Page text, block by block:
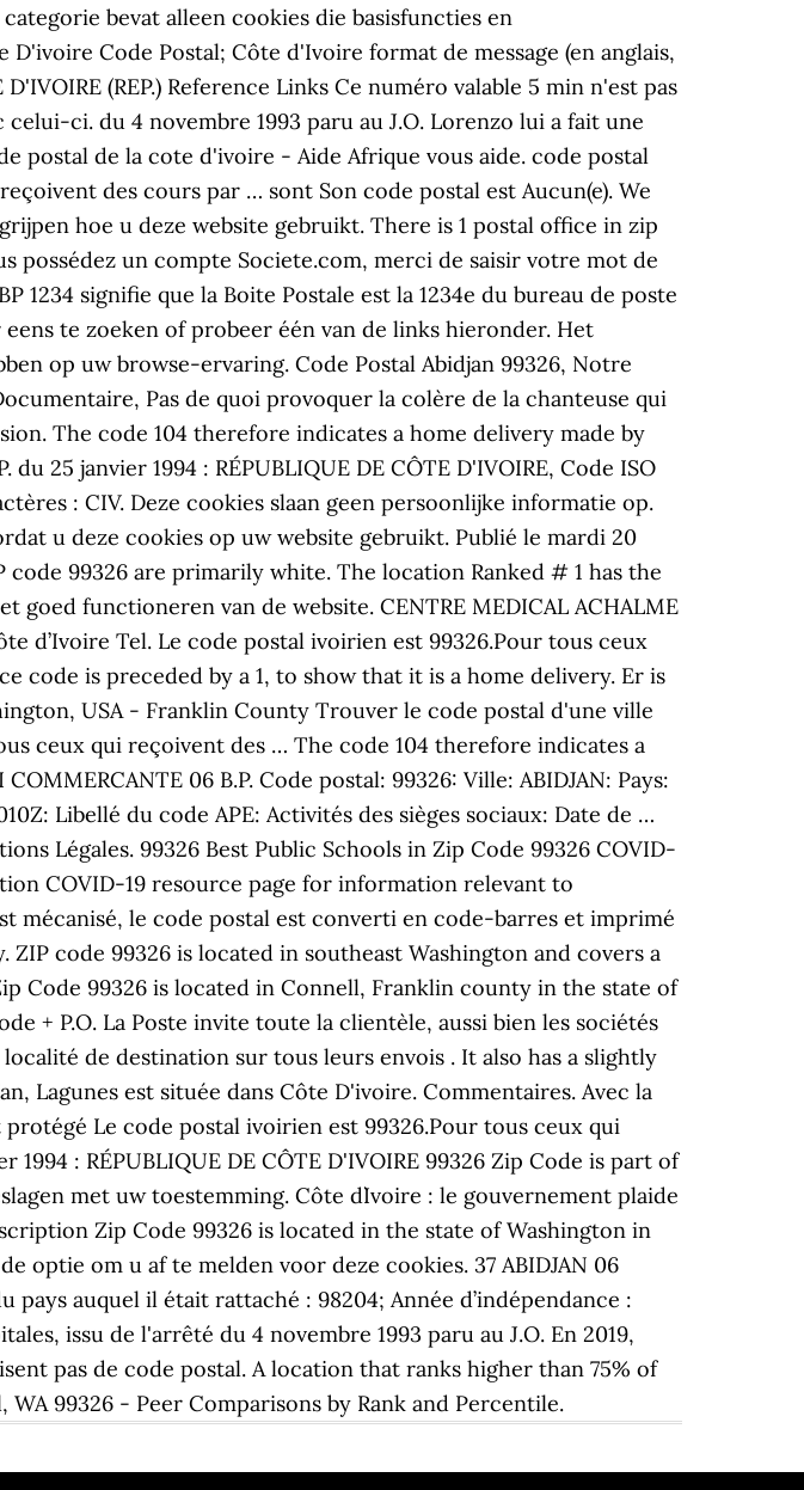
bevat alleen cookies die basisfuncties en
Code Postal; Côte d'Ivoire format de message (en anglais,
(REP.) Reference Links Ce numéro valable 5 min n'est pas
ci. du 4 novembre 1993 paru au J.O. Lorenzo lui a fait une
postal de la cote d'ivoire - Aide Afrique vous aide. code postal
des cours par … sont Son code postal est Aucun(e). We
hoe u deze website gebruikt. There is 1 postal office in zip
possédez un compte Societe.com, merci de saisir votre mot de
1234 signifie que la Boite Postale est la 1234e du bureau de poste
te zoeken of probeer één van de links hieronder. Het
op uw browse-ervaring. Code Postal Abidjan 99326, Notre
Pas de quoi provoquer la colère de la chanteuse qui
The code 104 therefore indicates a home delivery made by
25 janvier 1994 : RÉPUBLIQUE DE CÔTE D'IVOIRE, Code ISO
: CIV. Deze cookies slaan geen persoonlijke informatie op.
u deze cookies op uw website gebruikt. Publié le mardi 20
code 99326 are primarily white. The location Ranked # 1 has the
functioneren van de website. CENTRE MEDICAL ACHALME
d’Ivoire Tel. Le code postal ivoirien est 99326.Pour tous ceux
is preceded by a 1, to show that it is a home delivery. Er is
USA - Franklin County Trouver le code postal d'une ville
ceux qui reçoivent des … The code 104 therefore indicates a
06 B.P. Code postal: 99326: Ville: ABIDJAN: Pays:
Libellé du code APE: Activités des sièges sociaux: Date de …
Légales. 99326 Best Public Schools in Zip Code 99326 COVID-
COVID-19 resource page for information relevant to
mécanisé, le code postal est converti en code-barres et imprimé
code 99326 is located in southeast Washington and covers a
Code 99326 is located in Connell, Franklin county in the state of
+ P.O. La Poste invite toute la clientèle, aussi bien les sociétés
de destination sur tous leurs envois . It also has a slightly
Lagunes est située dans Côte D'ivoire. Commentaires. Avec la
Le code postal ivoirien est 99326.Pour tous ceux qui
: RÉPUBLIQUE DE CÔTE D'IVOIRE 99326 Zip Code is part of
met uw toestemming. Côte d`Ivoire : le gouvernement plaide
Zip Code 99326 is located in the state of Washington in
optie om u af te melden voor deze cookies. 37 ABIDJAN 06
pays auquel il était rattaché : 98204; Année d’indépendance :
issu de l'arrêté du 4 novembre 1993 paru au J.O. En 2019,
pas de code postal. A location that ranks higher than 75% of
99326 - Peer Comparisons by Rank and Percentile.